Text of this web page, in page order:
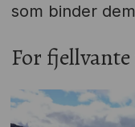
som binder
For